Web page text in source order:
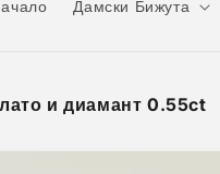
Дамски Бижута
и диамант 0.55ct